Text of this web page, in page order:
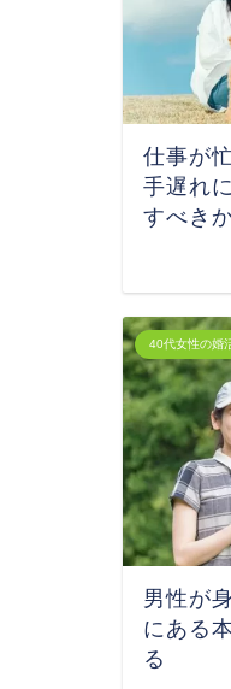
仕事が
手遅れ
すべき
40代女性の婚
男性が
にある
る